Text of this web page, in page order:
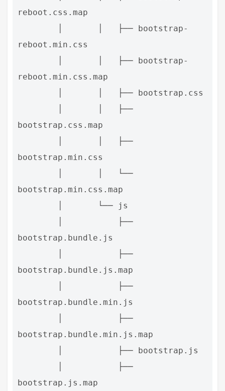
reboot.css.map
reboot.min.css
reboot.min.css.map
bootstrap.css.map
bootstrap.min.css
bootstrap.min.css.map
bootstrap.bundle.js
bootstrap.bundle.js.map
bootstrap.bundle.min.js
bootstrap.bundle.min.js.map
bootstrap.js.map